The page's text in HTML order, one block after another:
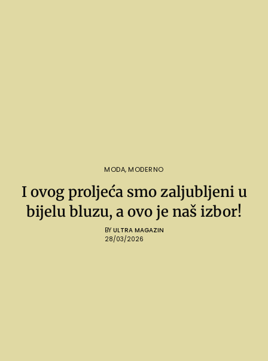
MODA, MODERNO
I ovog proljeća smo zaljubljeni u
bijelu bluzu, a ovo je naš izbor!
BY ULTRA MAGAZIN
28/03/2026